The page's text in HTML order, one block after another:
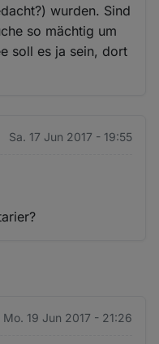
wurden. Sind
so mächtig um
soll es ja sein, dort
Sa. 17 Jun 2017 - 19:55
Mo. 19 Jun 2017 - 21:26